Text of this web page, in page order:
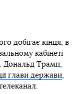
добігає кінця, в
кабінеті
Дональд Трамп,
глави держави